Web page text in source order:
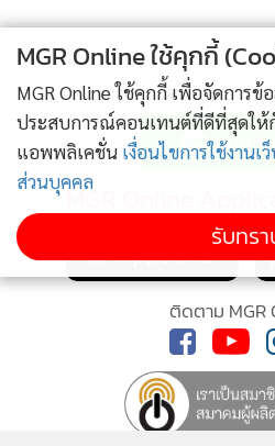
ติดตามข่าวสารผ่
MGR Online
ติดตาม MGR
MGR Online ใช้คุกกี้
MGR Online ใช้คุกกี้ เพื่อจัดการ
ประสบการณ์คอนเทนต์ที่ดีที่สุดให้
แอพพลิเคชั่น เงื่อนไขการใช้งานเ
ส่วนบุคคล
รับทร